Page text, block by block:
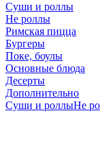
Суши и роллы
Не роллы
Римская пицца
Бургеры
Поке, боулы
Основные блюда
Десерты
Дополнительно
Суши и роллыНе